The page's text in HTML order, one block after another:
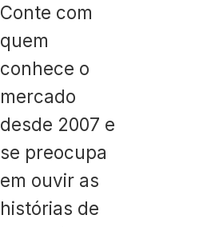
Conte com
quem
conhece o
mercado
desde 2007 e
se preocupa
em ouvir as
histórias de